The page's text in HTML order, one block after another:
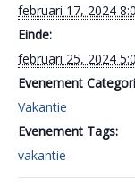
februari 17, 2024
Einde:
februari 25, 2024
Evenement
Vakantie
Evenement Tags:
vakantie